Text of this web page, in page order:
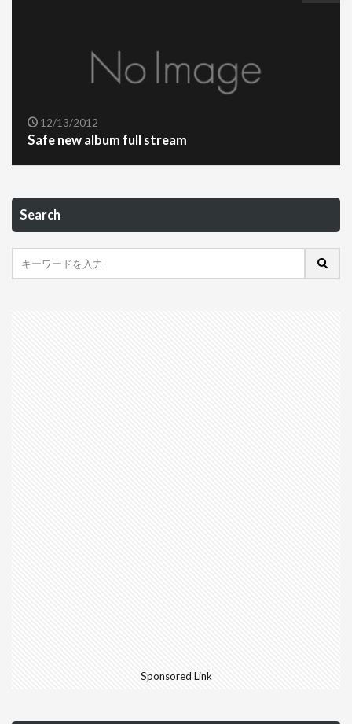
12/13/2012
Safe new album full stream
Search
Sponsored Link